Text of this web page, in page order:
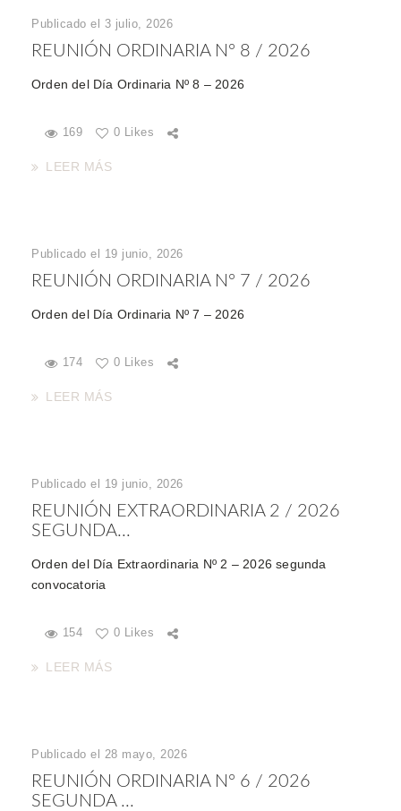
Publicado el 3 julio, 2026
REUNIÓN ORDINARIA Nº 8 / 2026
Orden del Día Ordinaria Nº 8 – 2026
169 0 Likes
LEER MÁS
Publicado el 19 junio, 2026
REUNIÓN ORDINARIA Nº 7 / 2026
Orden del Día Ordinaria Nº 7 – 2026
174 0 Likes
LEER MÁS
Publicado el 19 junio, 2026
REUNIÓN EXTRAORDINARIA 2 / 2026
SEGUNDA...
Orden del Día Extraordinaria Nº 2 – 2026 segunda
convocatoria
154 0 Likes
LEER MÁS
Publicado el 28 mayo, 2026
REUNIÓN ORDINARIA Nº 6 / 2026
SEGUNDA ...